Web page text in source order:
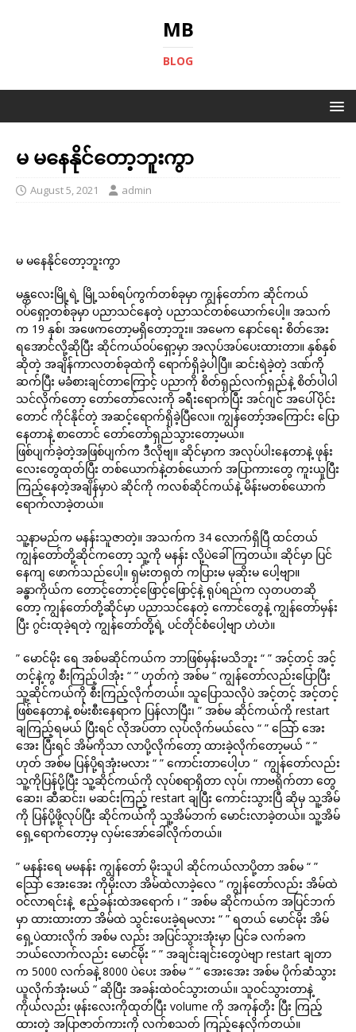
MB
BLOG
မ မနေနိုင်တော့ဘူးကွာ
August 5, 2021 admin
မ မနေနိုင်တော့ဘူးကွာ
မန္တလေးမြို့ရဲ့ မြို့သစ်ရပ်ကွက်တစ်ခုမှာ ကျွန်တော်က ဆိုင်ကယ်
ဝပ်ရှော့တစ်ခုမှာ ပညာသင်နေတဲ့ ပညာသင်တစ်ယောက်ပေါ့။ အသက်
က 19 နှစ်၊ အဖေကတော့မရှိတော့ဘူး။ အမေက နောင်ရေး စိတ်အေး
ရအောင်လို့ဆိုပြီး ဆိုင်ကယ်ဝပ်ရှော့မှာ အလုပ်အပ်ပေးထားတာ။ နှစ်နှစ်
ဆိုတဲ့ အချိန်ကာလတစ်ခုထဲကို ရောက်ရှိခဲ့ပါပြီ။ ဆင်းရဲခဲ့တဲ့ ဒဏ်ကို
ဆက်ပြီး မခံစားချင်တာကြောင့် ပညာကို စိတ်ရှည်လက်ရှည်နဲ့ စိတ်ပါပါ
သင်လိုက်တော့ တော်တော်လေးကို ခရီးရောက်ပြီး အင်ဂျင် အပေါ်ပိုင်း
တောင် ကိုင်နိုင်တဲ့ အဆင့်ရောက်ရှိခဲ့ပြီလေ။ ကျွန်တော့်အကြောင်း ပြော
နေတာနဲ့ စာတောင် တော်တော်ရှည်သွားတော့မယ်။
ဖြစ်ပျက်ခဲ့တဲ့အဖြစ်ပျက်က ဒီလိုဗျ။ ဆိုင်မှာက အလုပ်ပါးနေတာနဲ့ ဖုန်း
လေးတွေထုတ်ပြီး တစ်ယောက်နဲ့တစ်ယောက် အပြာကားတွေ ကူးယူပြီး
ကြည့်နေတဲ့အချိန်မှာပဲ ဆိုင်ကို ကလစ်ဆိုင်ကယ်နဲ့ မိန်းမတစ်ယောက်
ရောက်လာခဲ့တယ်။
သူ့နာမည်က မနန်းသူဇာတဲ့။ အသက်က 34 လောက်ရှိပြီ ထင်တယ်
ကျွန်တော်တို့ဆိုင်ကတော့ သူ့ကို မနန်း လို့ပဲခေါ်ကြတယ်။ ဆိုင်မှာ ပြင်
နေကျ ဖောက်သည်ပေါ့။ ရှမ်းတရုတ် ကပြားမ မုဆိုးမ ပေါ့ဗျာ။
ခန္ဓာကိုယ်က တောင့်တောင့်ဖြောင့်ဖြောင့်နဲ့ ရုပ်ရည်က လှတပတဆို
တော့ ကျွန်တော်တို့ဆိုင်မှာ ပညာသင်နေတဲ့ ကောင်တွေနဲ့ ကျွန်တော်မှန်း
ပြီး ဂွင်းထုခဲ့ရတဲ့ ကျွန်တော်တို့ရဲ့ ပင်တိုင်စံပေါ့ဗျာ ဟဲဟဲ။
” မောင်မိုး ရေ အစ်မဆိုင်ကယ်က ဘာဖြစ်မှန်းမသိဘူး “ ” အင့်တင့် အင့်
တင့်နဲ့ကွ စီးကြည့်ပါအုံး “ ” ဟုတ်ကဲ့ အစ်မ “ ကျွန်တော်လည်းပြောပြီး
သူ့ဆိုင်ကယ်ကို စီးကြည့်လိုက်တယ်။ သူပြောသလိုပဲ အင့်တင့် အင့်တင့်
ဖြစ်နေတာနဲ့ စမ်းစီးနေရာက ပြန်လာပြီး၊ ” အစ်မ ဆိုင်ကယ်ကို restart
ချကြည့်ရမယ် ပြီးရင် လိုအပ်တာ လုပ်လိုက်မယ်လေ “ ” သြော် အေး
အေး ပြီးရင် အိမ်ကိုသာ လာပို့လိုက်တော့ ထားခဲ့လိုက်တော့မယ် “ ”
ဟုတ် အစ်မ ပြန်ပို့ရအုံးမလား “ ” ကောင်းတာပေါ့ဟ “ ကျွန်တော်လည်း
သူ့ကိုပြန်ပို့ပြီး သူ့ဆိုင်ကယ်ကို လုပ်စရာရှိတာ လုပ်၊ ကာဗရိုက်တာ တွေ
ဆေး၊ ဆီဆင်း၊ မဆင်းကြည့် restart ချပြီး ကောင်းသွားပြီ ဆိုမှ သူ့အိမ်
ကို ပြန်ပို့ဖို့လုပ်ပြီး ဆိုင်ကယ်ကို သူ့အိမ်ဘက် မောင်းလာခဲ့တယ်။ သူ့အိမ်
ရှေ့ရောက်တော့မှ လှမ်းအော်ခေါ်လိုက်တယ်။
” မနန်းရေ မမနန်း ကျွန်တော် မိုးသူပါ ဆိုင်ကယ်လာပို့တာ အစ်မ “ ”
သြော် အေးအေး ကိုမိုးလာ အိမ်ထဲလာခဲ့လေ “ ကျွန်တော်လည်း အိမ်ထဲ
ဝင်လာရင်းနဲ့ ဧည့်ခန်းထဲအရောက် ၊ ” အစ်မ ဆိုင်ကယ်က အပြင်ဘက်
မှာ ထားထားတာ အိမ်ထဲ သွင်းပေးခဲ့ရမလား “ ” ရတယ် မောင်မိုး အိမ်
ရှေ့ပဲထားလိုက် အစ်မ လည်း အပြင်သွားအုံးမှာ ပြင်ခ လက်ခက
ဘယ်လောက်လည်း မောင်မိုး “ ” အချင်းချင်းတွေပဲဗျာ restart ချတာ
က 5000 လက်ခနဲ့ 8000 ပဲပေး အစ်မ “ ” အေးအေး အစ်မ ပိုက်ဆံသွား
ယူလိုက်အုံးမယ် “ ဆိုပြီး အခန်းထဲဝင်သွားတယ်။ သူဝင်သွားတာနဲ့
ကိုယ်လည်း ဖုန်းလေးကိုထုတ်ပြီး volume ကို အကုန်တိုး ပြီး ကြည့်
ထားတဲ့ အပြာဇာတ်ကားကို လက်စသတ် ကြည့်နေလိုက်တယ်။